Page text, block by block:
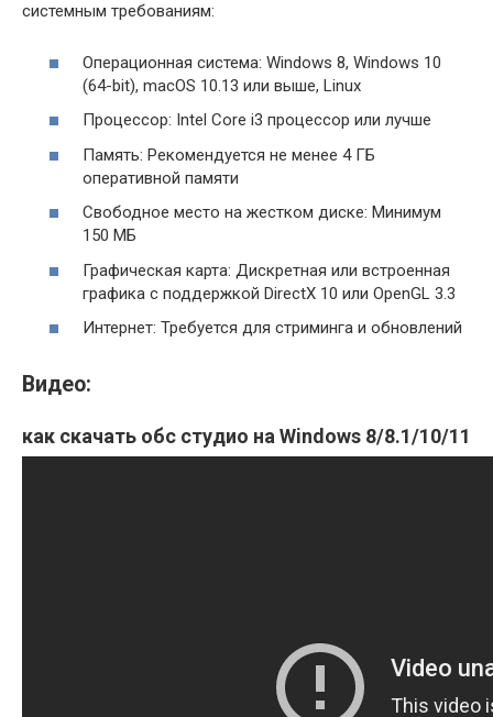
системным требованиям:
Операционная система: Windows 8, Windows 10
(64-bit), macOS 10.13 или выше, Linux
Процессор: Intel Core i3 процессор или лучше
Память: Рекомендуется не менее 4 ГБ
оперативной памяти
Свободное место на жестком диске: Минимум
150 МБ
Графическая карта: Дискретная или встроенная
графика с поддержкой DirectX 10 или OpenGL 3.3
Интернет: Требуется для стриминга и обновлений
Видео:
как скачать обс студио на Windows 8/8.1/10/11